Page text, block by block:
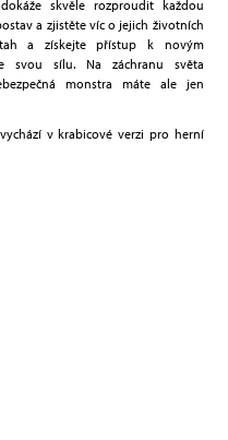
skvěle rozproudit každou
a zjistěte víc o jejich životních
a získejte přístup k novým
svou sílu. Na záchranu světa
monstra máte ale jen
v krabicové verzi pro herní